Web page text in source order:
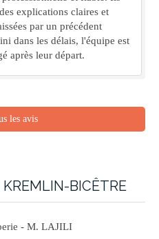
explications claires et
par un précédent
dans les délais, l'équipe est
après leur départ.
les avis
BICÊTRE
- M. LAJILI